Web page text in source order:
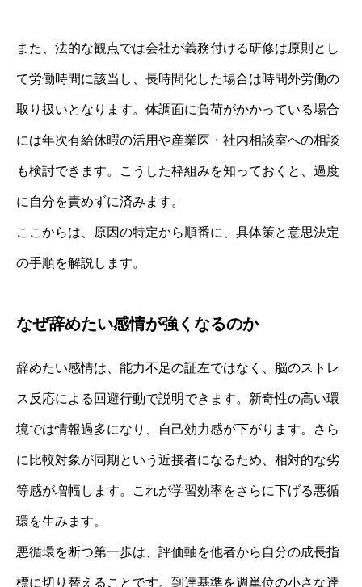
また、法的な観点では会社が義務付ける研修は原則とし
て労働時間に該当し、長時間化した場合は時間外労働の
取り扱いとなります。体調面に負荷がかかっている場合
には年次有給休暇の活用や産業医・社内相談室への相談
も検討できます。こうした枠組みを知っておくと、過度
に自分を責めずに済みます。
ここからは、原因の特定から順番に、具体策と意思決定
の手順を解説します。
なぜ辞めたい感情が強くなるのか
辞めたい感情は、能力不足の証左ではなく、脳のストレ
ス反応による回避行動で説明できます。新奇性の高い環
境では情報過多になり、自己効力感が下がります。さら
に比較対象が同期という近接者になるため、相対的な劣
等感が増幅します。これが学習効率をさらに下げる悪循
環を生みます。
悪循環を断つ第一歩は、評価軸を他者から自分の成長指
標に切り替えることです。到達基準を週単位の小さな達